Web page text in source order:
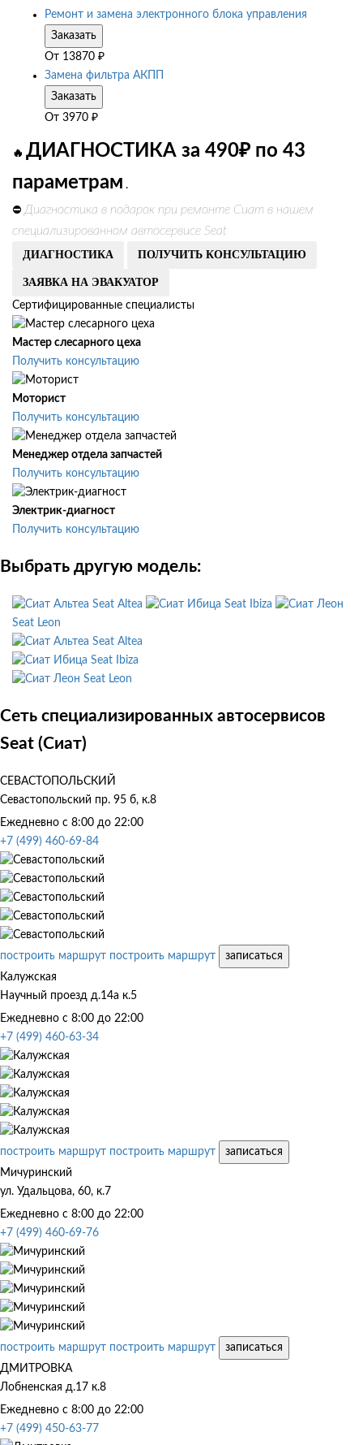
Ремонт и замена электронного блока управления
Заказать
От 13870 ₽
Замена фильтра АКПП
Заказать
От 3970 ₽
🔥 ДИАГНОСТИКА за 490₽ по 43
параметрам .
⛔ Диагностика в подарок при ремонте Сиат в нашем
специализированном автосервисе Seat
ДИАГНОСТИКА ПОЛУЧИТЬ КОНСУЛЬТАЦИЮ
ЗАЯВКА НА ЭВАКУАТОР
Сертифицированные специалисты
Мастер слесарного цеха
Получить консультацию
Моторист
Получить консультацию
Менеджер отдела запчастей
Получить консультацию
Электрик-диагност
Получить консультацию
Выбрать другую модель:
Seat Altea
Seat Ibiza
Seat Leon
Seat Altea
Seat Ibiza
Seat Leon
Сеть специализированных автосервисов
Seat (Сиат)
СЕВАСТОПОЛЬСКИЙ
Севастопольский пр. 95 б, к.8
Ежедневно с 8:00 до 22:00
+7 (499) 460-69-84
построить маршрут построить маршрут
записаться
Калужская
Научный проезд д.14а к.5
Ежедневно с 8:00 до 22:00
+7 (499) 460-63-34
построить маршрут построить маршрут
записаться
Мичуринский
ул. Удальцова, 60, к.7
Ежедневно с 8:00 до 22:00
+7 (499) 460-69-76
построить маршрут построить маршрут
записаться
ДМИТРОВКА
Лобненская д.17 к.8
Ежедневно с 8:00 до 22:00
+7 (499) 450-63-77